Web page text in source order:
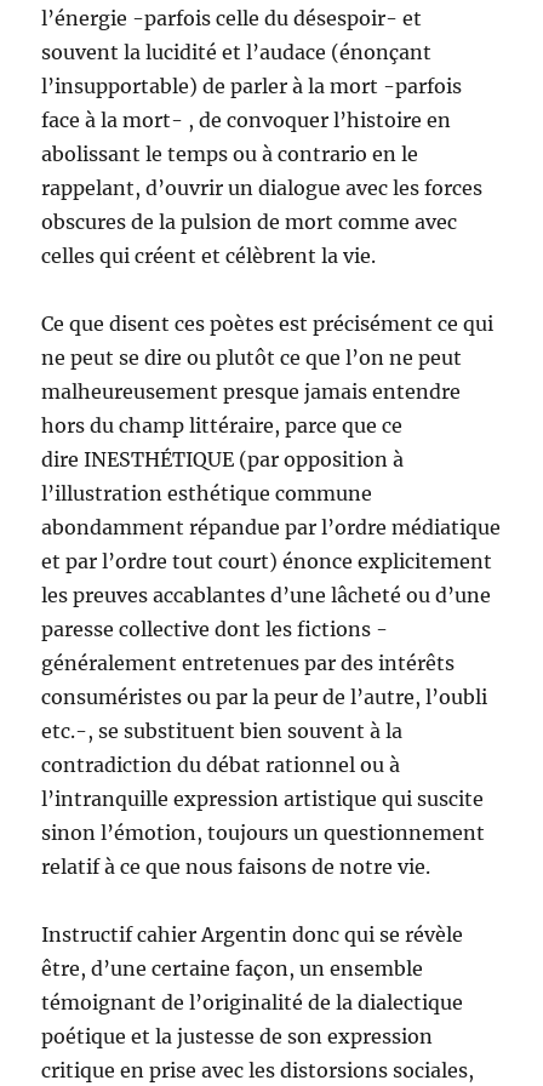
l’énergie -parfois celle du désespoir- et
souvent la lucidité et l’audace (énonçant
l’insupportable) de parler à la mort -parfois
face à la mort- , de convoquer l’histoire en
abolissant le temps ou à contrario en le
rappelant, d’ouvrir un dialogue avec les forces
obscures de la pulsion de mort comme avec
celles qui créent et célèbrent la vie.
Ce que disent ces poètes est précisément ce qui
ne peut se dire ou plutôt ce que l’on ne peut
malheureusement presque jamais entendre
hors du champ littéraire, parce que ce
dire INESTHÉTIQUE (par opposition à
l’illustration esthétique commune
abondamment répandue par l’ordre médiatique
et par l’ordre tout court) énonce explicitement
les preuves accablantes d’une lâcheté ou d’une
paresse collective dont les fictions -
généralement entretenues par des intérêts
consuméristes ou par la peur de l’autre, l’oubli
etc.-, se substituent bien souvent à la
contradiction du débat rationnel ou à
l’intranquille expression artistique qui suscite
sinon l’émotion, toujours un questionnement
relatif à ce que nous faisons de notre vie.
Instructif cahier Argentin donc qui se révèle
être, d’une certaine façon, un ensemble
témoignant de l’originalité de la dialectique
poétique et la justesse de son expression
critique en prise avec les distorsions sociales,